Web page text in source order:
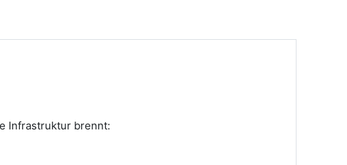
Infrastruktur brennt: